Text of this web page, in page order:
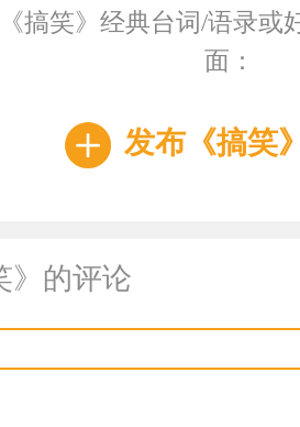
搞笑》经典台词/语录或
面：
发布《搞笑
》的评论